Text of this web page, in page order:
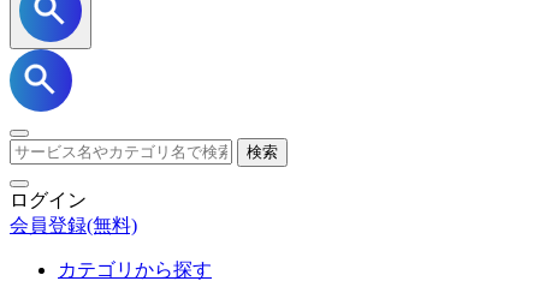
検索
ログイン
会員登録(無料)
カテゴリから探す